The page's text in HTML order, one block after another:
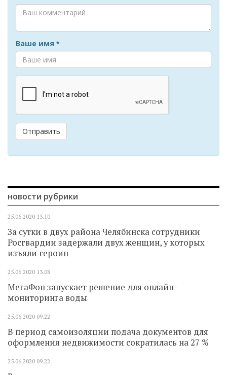
Ваше имя *
Отправить
новости рубрики
25.06.2020 13.10
За сутки в двух района Челябинска сотрудники
Росгвардии задержали двух женщин, у которых
изъяли героин
25.06.2020 13.08
МегаФон запускает решение для онлайн-
мониторинга воды
25.06.2020 09.22
В период самоизоляции подача документов для
оформления недвижимости сократилась на 27 %
25.06.2020 09.22